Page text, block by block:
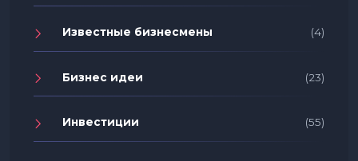
Известные бизнесмены (4)
Бизнес идеи (23)
Инвестиции (55)